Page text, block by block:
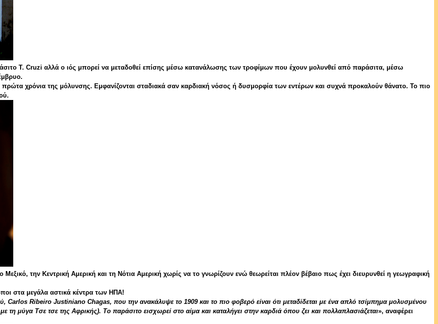
T. Cruzi αλλά ο ιός μπορεί να μεταδοθεί επίσης μέσω κατανάλωσης των τροφίμων που έχουν μολυνθεί από παράσιτα, μέσω
χρόνια της μόλυνσης. Εμφανίζονται σταδιακά σαν καρδιακή νόσος ή δυσμορφία των εντέρων και συχνά προκαλούν θάνατο. Το πιο
Μεξικό, την Κεντρική Αμερική και τη Νότια Αμερική χωρίς να το γνωρίζουν ενώ θεωρείται πλέον βέβαιο πως έχει διευρυνθεί η γεωγραφική
στα μεγάλα αστικά κέντρα των ΗΠΑ!
Carlos Ribeiro Justiniano Chagas, που την ανακάλυψε το 1909 και το πιο φοβερό είναι ότι μεταδίδεται με ένα απλό τσίμπημα μολυσμένου
μύγα Τσε τσε της Αφρικής). Το παράσιτο εισχωρεί στο αίμα και καταλήγει στην καρδιά όπου ζει και πολλαπλασιάζεται», αναφέρει